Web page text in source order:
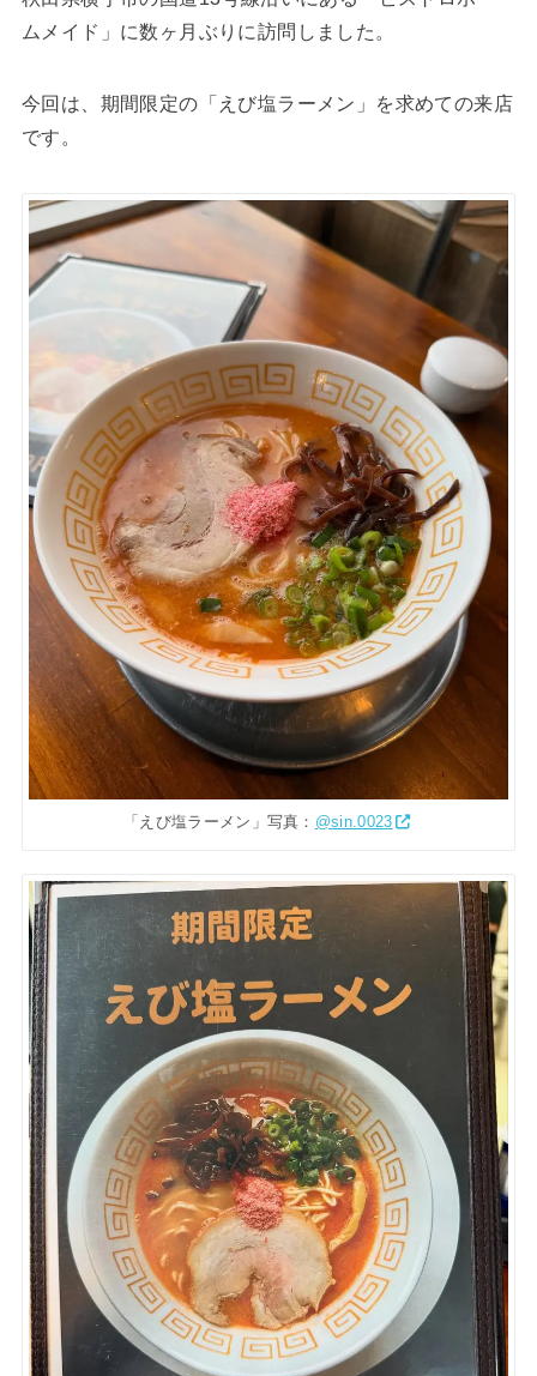
ムメイド」に数ヶ月ぶりに訪問しました。
今回は、期間限定の「えび塩ラーメン」を求めての来店
です。
「えび塩ラーメン」写真： @sin.0023